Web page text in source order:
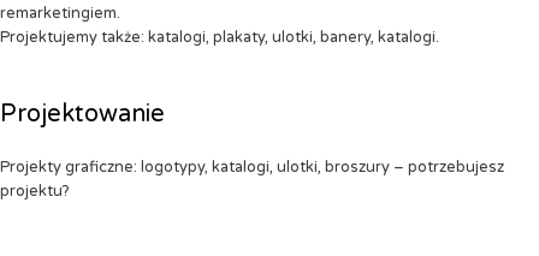
remarketingiem.
Projektujemy także: katalogi, plakaty, ulotki, banery, katalogi.
Projektowanie
Projekty graficzne: logotypy, katalogi, ulotki, broszury – potrzebujesz
projektu?